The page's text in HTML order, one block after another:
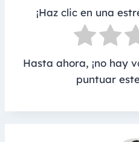
¡Haz clic en una
Hasta ahora, ¡no hay
puntuar